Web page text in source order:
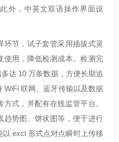
外，中英文双语操作界面设
环节，试子套管采用插拔式灵
使用，降低检测成本。检测完
达 10 万条数据，方便长期追
WiFi 联网、蓝牙传输以及数据
式，并配有在线监管平台。
趋势图、饼状图等，便于进行
excl 形式点对点瞬时上传移